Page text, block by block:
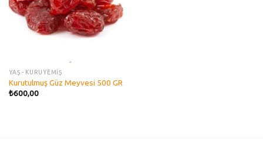
YAŞ - KURUYEMİŞ
Kurutulmuş Güz Meyvesi 500 GR
₺600,00